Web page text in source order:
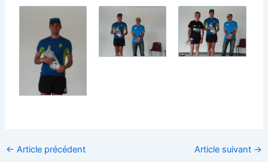
← Article précédent Article suivant →